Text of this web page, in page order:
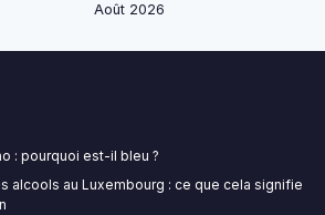
Août 2026
: pourquoi est-il bleu ?
alcools au Luxembourg : ce que cela signifie